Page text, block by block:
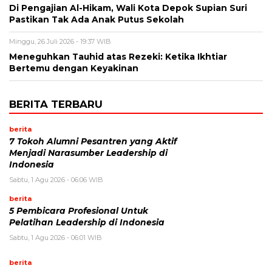
Di Pengajian Al-Hikam, Wali Kota Depok Supian Suri
Pastikan Tak Ada Anak Putus Sekolah
Minggu, 26 Juli 2026 - 19:37 WIB
Meneguhkan Tauhid atas Rezeki: Ketika Ikhtiar
Bertemu dengan Keyakinan
BERITA TERBARU
berita
7 Tokoh Alumni Pesantren yang Aktif
Menjadi Narasumber Leadership di
Indonesia
Sabtu, 1 Agu 2026 - 06:06 WIB
berita
5 Pembicara Profesional Untuk
Pelatihan Leadership di Indonesia
Sabtu, 1 Agu 2026 - 06:01 WIB
berita